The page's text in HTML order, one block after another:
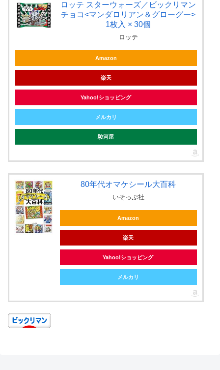
ロッテ スターウォーズ／ビックリマン
チョコ<マンダロリアン＆グローグー>
1枚入 × 30個
ロッテ
Amazon
楽天
Yahoo!ショッピング
メルカリ
駿河屋
80年代オマケシール大百科
いそっぷ社
Amazon
楽天
Yahoo!ショッピング
メルカリ